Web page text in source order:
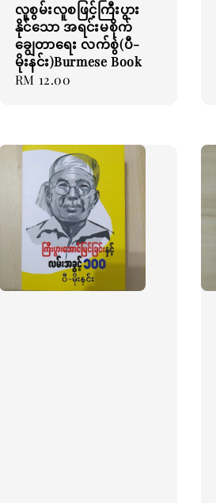
လူစွမ်းလူစဖြင့်ကြီးပွား
နိုင်သော အရင်းမစိုက်
ချွေတာရေး လက်စွဲ(ပီ-
မိုးနင်း)Burmese Book
Regular
RM 12.00